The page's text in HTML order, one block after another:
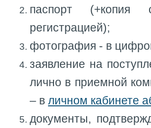
паспорт
регистрацией);
фотография - в
заявление на
лично в приемной
– в личном кабинете
документы,